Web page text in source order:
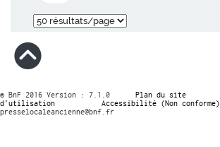
© BnF 2016 Version : 7.1.0 Plan du site
d’utilisation
Accessibilité (Non conforme)
presselocaleancienne@bnf.fr